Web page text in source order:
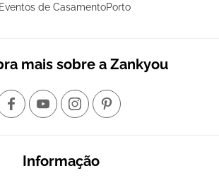
de CasamentoPorto
mais sobre a Zankyou
Informação